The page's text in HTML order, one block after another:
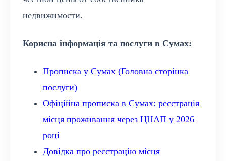
недвижимости.
Корисна інформація та послуги в Сумах:
Прописка у Сумах (Головна сторінка
послуги)
Офіційна прописка в Сумах: реєстрація
місця проживання через ЦНАП у 2026
році
Довідка про реєстрацію місця